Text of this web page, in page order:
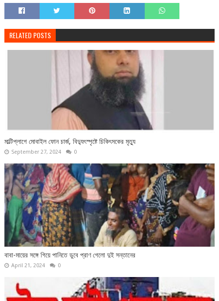
RELATED POSTS
মাল্টিপ্লাগে মোবাইল ফোন চার্জ, বিদ্যুৎস্পৃষ্টে চিকিৎসকের মৃত্যু
September 27, 2024 0
বাবা-মায়ের সঙ্গে গিয়ে পানিতে ডুবে প্রাণ গেলো দুই সন্তানের
April 21, 2024 0